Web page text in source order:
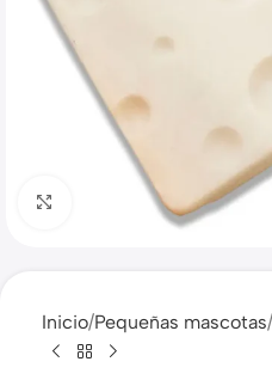
Haga clic para ampliar
Inicio Pequeñas mascotas